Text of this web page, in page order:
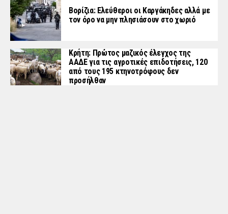
Βορίζια: Ελεύθεροι οι Καργάκηδες αλλά με
τον όρο να μην πλησιάσουν στο χωριό
Κρήτη: Πρώτος μαζικός έλεγχος της
ΑΑΔΕ για τις αγροτικές επιδοτήσεις, 120
από τους 195 κτηνοτρόφους δεν
προσήλθαν